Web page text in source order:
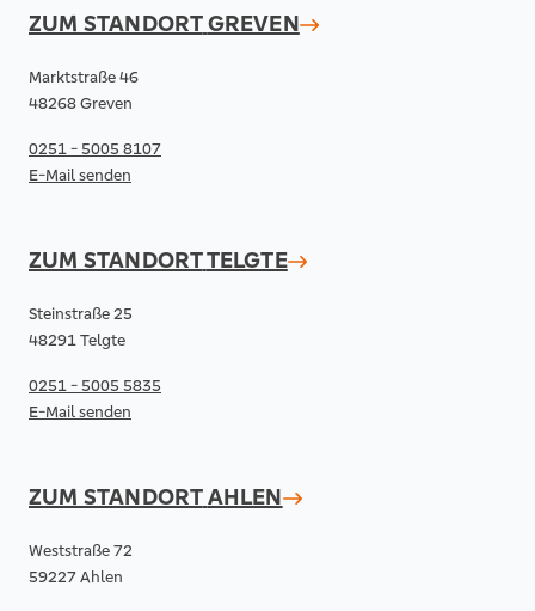
ZUM STANDORTGREVEN
Marktstraße 46
48268 Greven
0251 - 5005 8107
E-Mail senden
ZUM STANDORTTELGTE
Steinstraße 25
48291 Telgte
0251 - 5005 5835
E-Mail senden
ZUM STANDORTAHLEN
Weststraße 72
59227 Ahlen